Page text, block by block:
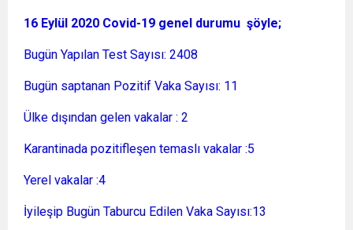
16 Eylül 2020 Covid-19 genel durumu şöyle;
Bugün Yapılan Test Sayısı: 2408
Bugün saptanan Pozitif Vaka Sayısı: 11
Ülke dışından gelen vakalar : 2
Karantinada pozitifleşen temaslı vakalar :5
Yerel vakalar :4
İyileşip Bugün Taburcu Edilen Vaka Sayısı:13